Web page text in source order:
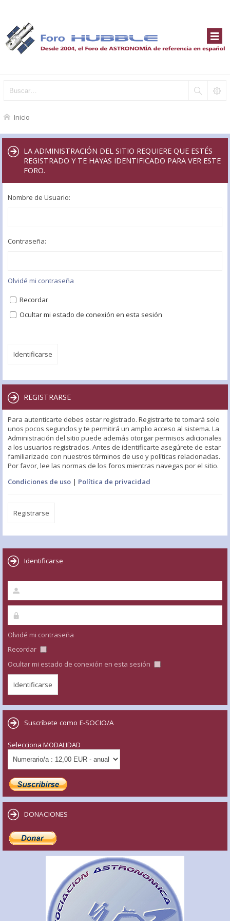
Inicio
LA ADMINISTRACIÓN DEL SITIO REQUIERE QUE ESTÉS
REGISTRADO Y TE HAYAS IDENTIFICADO PARA VER ESTE
FORO.
Nombre de Usuario:
Contraseña:
Olvidé mi contraseña
Recordar
Ocultar mi estado de conexión en esta sesión
REGISTRARSE
Para autenticarte debes estar registrado. Registrarte te tomará solo
unos pocos segundos y te permitirá un amplio acceso al sistema. La
Administración del sitio puede además otorgar permisos adicionales
a los usuarios registrados. Antes de identificarte asegúrete de estar
familiarizado con nuestros términos de uso y políticas relacionadas.
Por favor, lee las normas de los foros mientras navegas por el sitio.
Condiciones de uso | Política de privacidad
Registrarse
Identificarse
Olvidé mi contraseña
Recordar
Ocultar mi estado de conexión en esta sesión
Suscríbete como E-SOCIO/A
Selecciona MODALIDAD
DONACIONES